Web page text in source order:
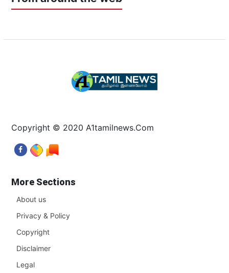
Copyright © 2020 A1tamilnews.Com
More Sections
About us
Privacy & Policy
Copyright
Disclaimer
Legal